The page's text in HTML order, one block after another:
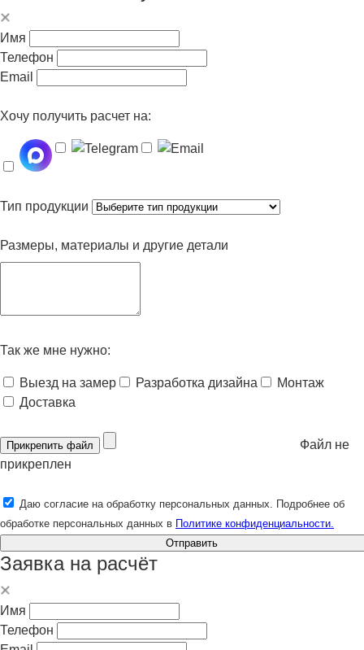
Имя
Телефон
Email
Хочу получить расчет на:
Тип продукции
Размеры, материалы и другие детали
Так же мне нужно:
Выезд на замер Разработка дизайна
Монтаж
Доставка
Прикрепить файл
Файл не
прикреплен
Даю согласие на обработку персональных данных. Подробнее об
обработке персональных данных в Политике конфиденциальности.
Отправить
Заявка на расчёт
Имя
Телефон